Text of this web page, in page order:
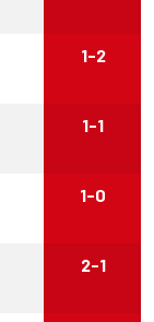
1-2
1-1
1-0
2-1